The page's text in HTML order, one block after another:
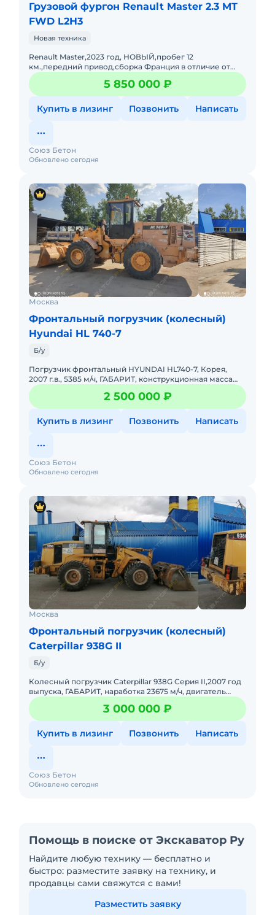
Грузовой фургон Renault Master 2.3 MT
FWD L2H3
Новая техника
Renault Master,2023 год, НОВЫЙ,пробег 12
км.,передний привод,сборка Франция в отличие от
многих других похожих предложений ,но сборкой в
Польше,фургон цельномет5 850 000 ₽
Купить в лизинг Позвонить Написать
Обновлено сегодня
Союз Бетон
Москва
Фронтальный погрузчик (колесный)
Hyundai HL 740-7
Б/у
Погрузчик фронтальный HYUNDAI HL740-7, Корея,
2007 г.в., 5385 м/ч, ГАБАРИТ, конструкционная масса
11500 кг., двигатель Cuммins QSB5.9-C 142 л/с
(производство СШ
2 500 000 ₽
Купить в лизинг Позвонить Написать
Обновлено сегодня
Союз Бетон
Москва
Фронтальный погрузчик (колесный)
Caterpillar 938G II
Б/у
Колесный погрузчик Caterpillar 938G Серия II,2007 год
выпуска, ГАБАРИТ, наработка 23675 м/ч, двигатель
Caterpillar модель 3126B, 182 л/с (замена поршневой
групп
3 000 000 ₽
Купить в лизинг Позвонить Написать
Обновлено сегодня
Союз Бетон
Помощь в поиске от Экскаватор Ру
Найдите любую технику — бесплатно и
быстро: разместите заявку на технику, и
продавцы сами свяжутся с вами!
Разместить заявку